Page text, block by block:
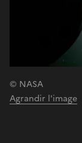
© NASA
Agrandir l'image